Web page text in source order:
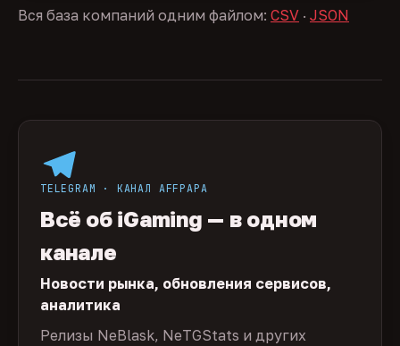
Вся база компаний одним файлом: CSV · JSON
TELEGRAM · КАНАЛ AFFPAPA
Всё об iGaming — в одном
канале
Новости рынка, обновления сервисов,
аналитика
Релизы NeBlask, NeTGStats и других